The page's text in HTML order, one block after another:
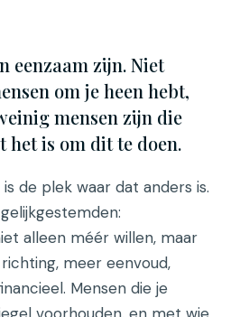
eenzaam zijn. Niet
om je heen hebt,
mensen zijn die
het is om dit te doen.
de plek waar dat anders is.
alleen méér willen, maar
meer eenvoud,
Mensen die je